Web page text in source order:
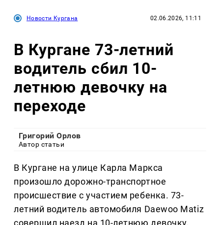
Новости Кургана 02.06.2026, 11:11
В Кургане 73-летний
водитель сбил 10-
летнюю девочку на
переходе
Григорий Орлов
Автор статьи
В Кургане на улице Карла Маркса
произошло дорожно-транспортное
происшествие с участием ребенка. 73-
летний водитель автомобиля Daewoo Matiz
совершил наезд на 10-летнюю девочку,